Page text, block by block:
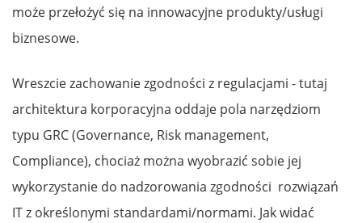
może przełożyć się na innowacyjne produkty/usługi
biznesowe.
Wreszcie zachowanie zgodności z regulacjami - tutaj
architektura korporacyjna oddaje pola narzędziom
typu GRC (Governance, Risk management,
Compliance), chociaż można wyobrazić sobie jej
wykorzystanie do nadzorowania zgodności rozwiązań
IT z określonymi standardami/normami. Jak widać